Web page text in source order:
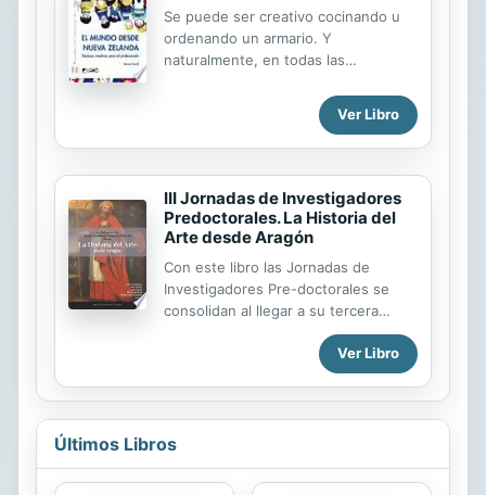
Se puede ser creativo cocinando u
ordenando un armario. Y
naturalmente, en todas las
como por ejemplo diseñar una
evaluación, organizar un claustro,
planificar una actividad de
Ver Libro
III Jornadas de Investigadores
Predoctorales. La Historia del
Arte desde Aragón
Con este libro las Jornadas de
Investigadores Pre-doctorales se
consolidan al llegar a su tercera
edición, tras las reuniones
celebradas respectivamente en
Daroca (2014) y Albarracín (2016). En
esta ocasión han sido organizadas
por el Departamento de Historia del
Arte de la Universidad de Zaragoza
días 30 de noviembre y 1 de
Ver Libro
Últimos Libros